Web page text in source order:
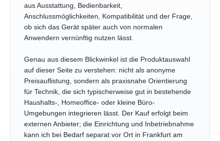
aus Ausstattung, Bedienbarkeit,
Anschlussmöglichkeiten, Kompatibilität und der Frage,
ob sich das Gerät später auch von normalen
Anwendern vernünftig nutzen lässt.
Genau aus diesem Blickwinkel ist die Produktauswahl
auf dieser Seite zu verstehen: nicht als anonyme
Preisauflistung, sondern als praxisnahe Orientierung
für Technik, die sich typischerweise gut in bestehende
Haushalts-, Homeoffice- oder kleine Büro-
Umgebungen integrieren lässt. Der Kauf erfolgt beim
externen Anbieter; die Einrichtung und Inbetriebnahme
kann ich bei Bedarf separat vor Ort in Frankfurt am